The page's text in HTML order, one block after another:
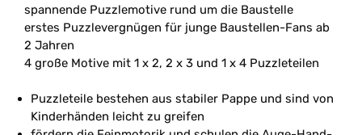
spannende Puzzlemotive rund um die Baustelle
erstes Puzzlevergnügen für junge Baustellen-Fans ab
2 Jahren
4 große Motive mit 1 x 2, 2 x 3 und 1 x 4 Puzzleteilen
Puzzleteile bestehen aus stabiler Pappe und sind von
Kinderhänden leicht zu greifen